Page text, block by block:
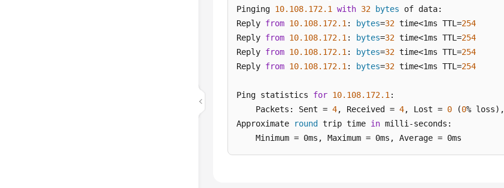
Pinging 10.108.172.1 with 32 bytes of data:
Reply from 10.108.172.1 : bytes=32 time<1ms TTL=254
Reply from 10.108.172.1 : bytes=32 time<1ms TTL=254
Reply from 10.108.172.1 : bytes=32 time<1ms TTL=254
Reply from 10.108.172.1 : bytes=32 time<1ms TTL=254
Ping statistics for 10.108.172.1 :
    Packets: Sent =
4, Received = 4, Lost = 0 (0% loss),
Approximate
round trip time in milli-seconds:
    Minimum = 0ms, Maximum = 0ms, Average = 0ms